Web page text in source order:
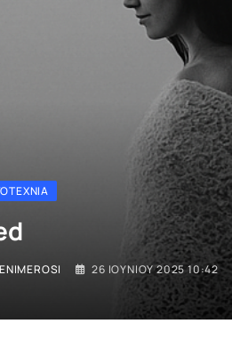
26 ΙΟΥΝΊΟΥ 2025 10:42